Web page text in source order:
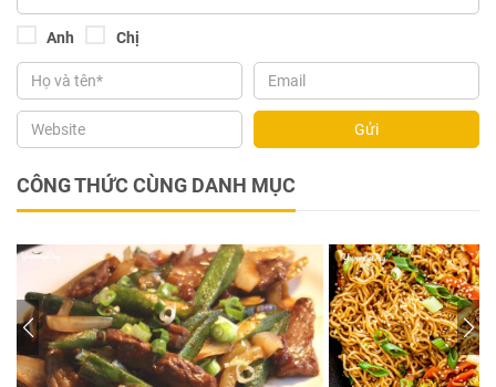
Anh Chị
Gửi
CÔNG THỨC CÙNG DANH MỤC